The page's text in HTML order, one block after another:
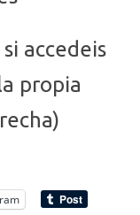
accedeis
propia